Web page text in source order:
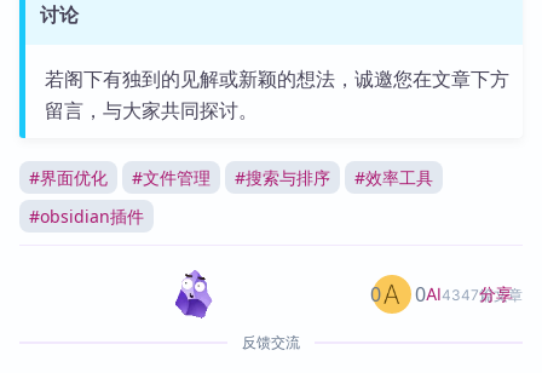
讨论
若阁下有独到的见解或新颖的想法，诚邀您在文章下方
留言，与大家共同探讨。
#界面优化 #文件管理 #搜索与排序 #效率工具
#obsidian插件
AI4347篇文章
0 0 分享
反馈交流